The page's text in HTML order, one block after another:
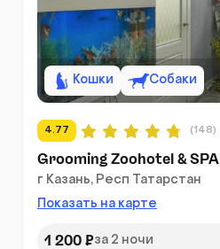
Кошки Собаки
4.77 (148)
Grooming Zoohotel & SPA
г Казань, Респ Татарстан
Показать на карте
1 200 ₽за 2 ночи